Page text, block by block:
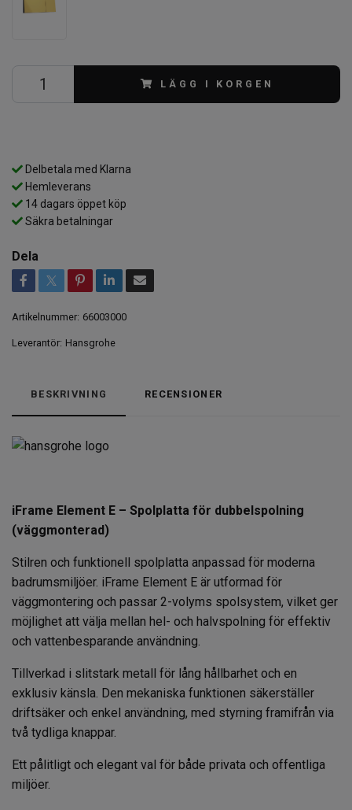
LÄGG I KORGEN
Delbetala med Klarna
Hemleverans
14 dagars öppet köp
Säkra betalningar
Dela
Artikelnummer: 66003000
Leverantör: Hansgrohe
BESKRIVNING RECENSIONER
iFrame Element E – Spolplatta för dubbelspolning
(väggmonterad)
Stilren och funktionell spolplatta anpassad för moderna
badrumsmiljöer. iFrame Element E är utformad för
väggmontering och passar 2-volyms spolsystem, vilket ger
möjlighet att välja mellan hel- och halvspolning för effektiv
och vattenbesparande användning.
Tillverkad i slitstark metall för lång hållbarhet och en
exklusiv känsla. Den mekaniska funktionen säkerställer
driftsäker och enkel användning, med styrning framifrån via
två tydliga knappar.
Ett pålitligt och elegant val för både privata och offentliga
miljöer.